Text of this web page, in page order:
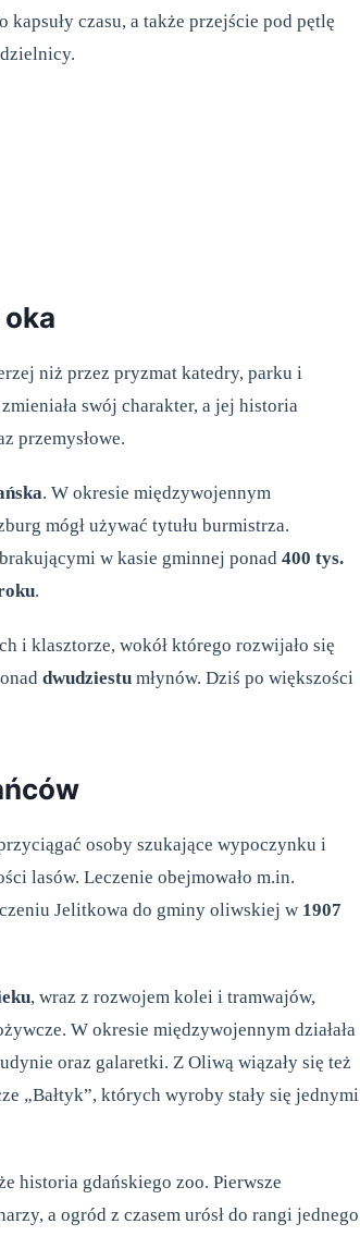
czasu, a także przejście pod pętlę
niż przez pryzmat katedry, parku i
swój charakter, a jej historia
przemysłowe.
. W okresie międzywojennym
mógł używać tytułu burmistrza.
w kasie gminnej ponad 400 tys.
.
i klasztorze, wokół którego rozwijało się
dwudziestu młynów. Dziś po większości
osoby szukające wypoczynku i
lasów. Leczenie obejmowało m.in.
Jelitkowa do gminy oliwskiej w 1907
, wraz z rozwojem kolei i tramwajów,
W okresie międzywojennym działała
oraz galaretki. Z Oliwą wiązały się też
„Bałtyk”, których wyroby stały się jednymi
historia gdańskiego zoo. Pierwsze
a ogród z czasem urósł do rangi jednego